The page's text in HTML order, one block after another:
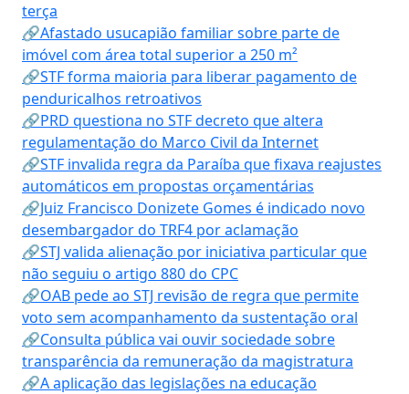
terça
🔗Afastado usucapião familiar sobre parte de
imóvel com área total superior a 250 m²
🔗STF forma maioria para liberar pagamento de
penduricalhos retroativos
🔗PRD questiona no STF decreto que altera
regulamentação do Marco Civil da Internet
🔗STF invalida regra da Paraíba que fixava reajustes
automáticos em propostas orçamentárias
🔗Juiz Francisco Donizete Gomes é indicado novo
desembargador do TRF4 por aclamação
🔗STJ valida alienação por iniciativa particular que
não seguiu o artigo 880 do CPC
🔗OAB pede ao STJ revisão de regra que permite
voto sem acompanhamento da sustentação oral
🔗Consulta pública vai ouvir sociedade sobre
transparência da remuneração da magistratura
🔗A aplicação das legislações na educação